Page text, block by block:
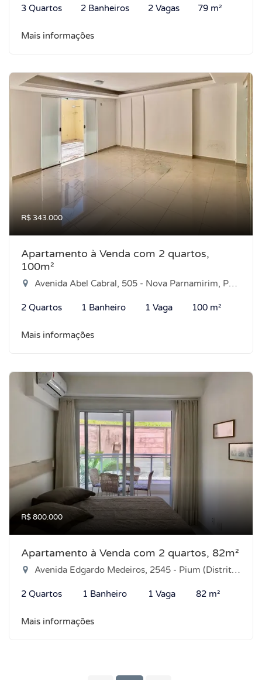
3 Quartos 2 Banheiros 2 Vagas 79 m²
Mais informações
R$ 343.000
Apartamento à Venda com 2 quartos,
100m²
Avenida Abel Cabral, 505 - Nova Parnamirim, Parnamirim-RN
2 Quartos 1 Banheiro 1 Vaga 100 m²
Mais informações
R$ 800.000
Apartamento à Venda com 2 quartos, 82m²
Avenida Edgardo Medeiros, 2545 - Pium (Distrito Litoral), Parnamirim-RN
2 Quartos 1 Banheiro 1 Vaga 82 m²
Mais informações